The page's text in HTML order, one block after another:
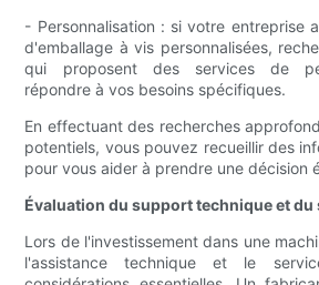
- Personnalisation : si votre entreprise
d'emballage à vis personnalisées,
qui proposent des services de
répondre à vos besoins spécifiques.
En effectuant des recherches
potentiels, vous pouvez recueillir des
pour vous aider à prendre une décision
Évaluation du support technique et du
Lors de l'investissement dans une
l'assistance technique et le